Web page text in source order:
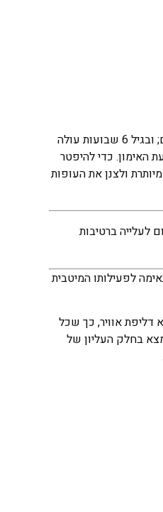
בגיל שבועיים מייצרים 1,000 הודים זכרים כמות של 47 ליטר מים הנפלטת ללול; בגיל 4 שבועות נפלטת כמות של 188 ליטר ליום; ובגיל 6 שבועות עולה
חימום הלול מיוצרת כמות של 18-10 ליטר מים ליום לכל 1,000 הודנים בעת האימון. כדי להיפטר
ולצנן את העופות
לעלייה ברטיבות
לפעילותו המיטבית
דליפת אוויר, כך שכל
בחלק העליון של